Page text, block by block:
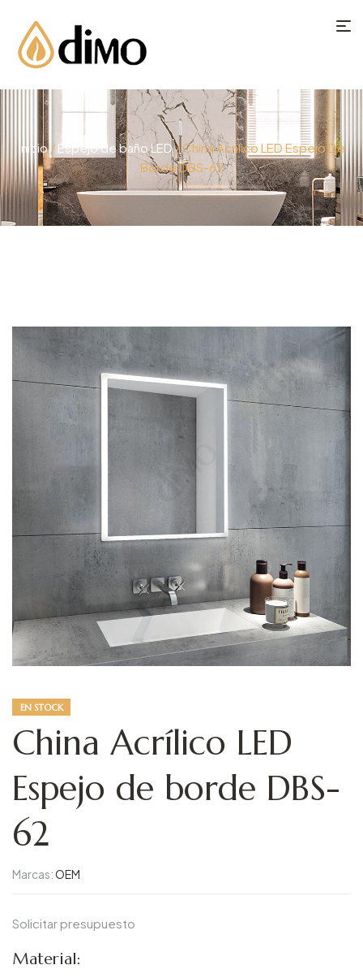
Inicio/Espejo de baño LED/ China Acrílico LED Espejo De
Borde DBS-62
EN STOCK
China Acrílico LED
Espejo de borde DBS-
62
Marcas:OEM
Solicitar presupuesto
Material: